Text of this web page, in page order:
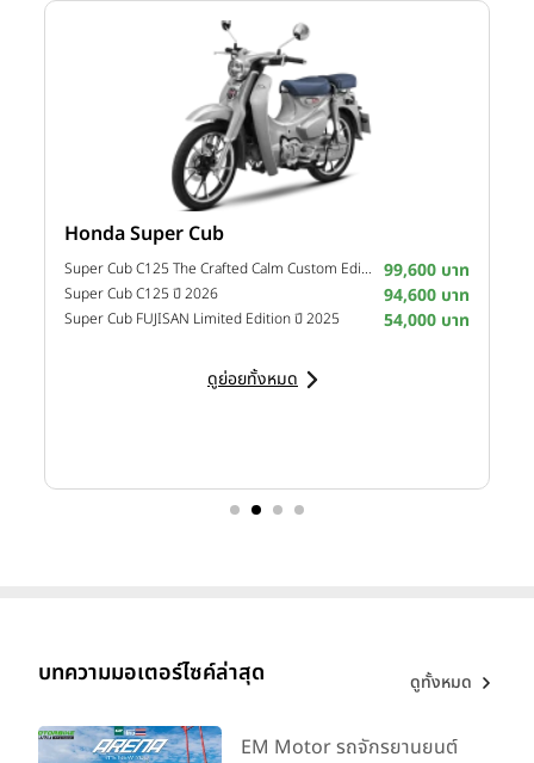
Honda Super Cub
Super Cub C125 The Crafted Calm Custom Edition ปี 2026 99,600 บาท
Super Cub C125 ปี 2026 94,600 บาท
Super Cub FUJISAN Limited Edition ปี 2025 54,000 บาท
ดูย่อยทั้งหมด
บทความมอเตอร์ไซค์ล่าสุด ดูทั้งหมด
EM Motor รถจักรยานยนต์